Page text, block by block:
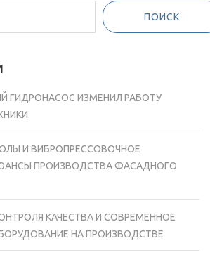
ПОИСК
ГИДРОНАСОС ИЗМЕНИЛ РАБОТУ
И ВИБРОПРЕССОВОЧНОЕ
ПРОИЗВОДСТВА ФАСАДНОГО
КАЧЕСТВА И СОВРЕМЕННОЕ
НА ПРОИЗВОДСТВЕ